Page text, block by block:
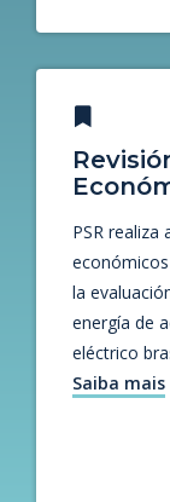
PSR realiza
la
energía de
eléctrico
Saiba mais